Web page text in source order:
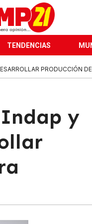
TENDENCIAS
PRODUCCIÓN
y